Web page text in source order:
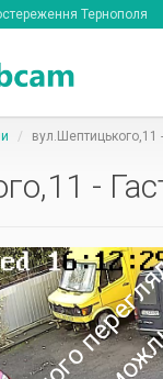
Тернополя
вул.Шептицького,11
-